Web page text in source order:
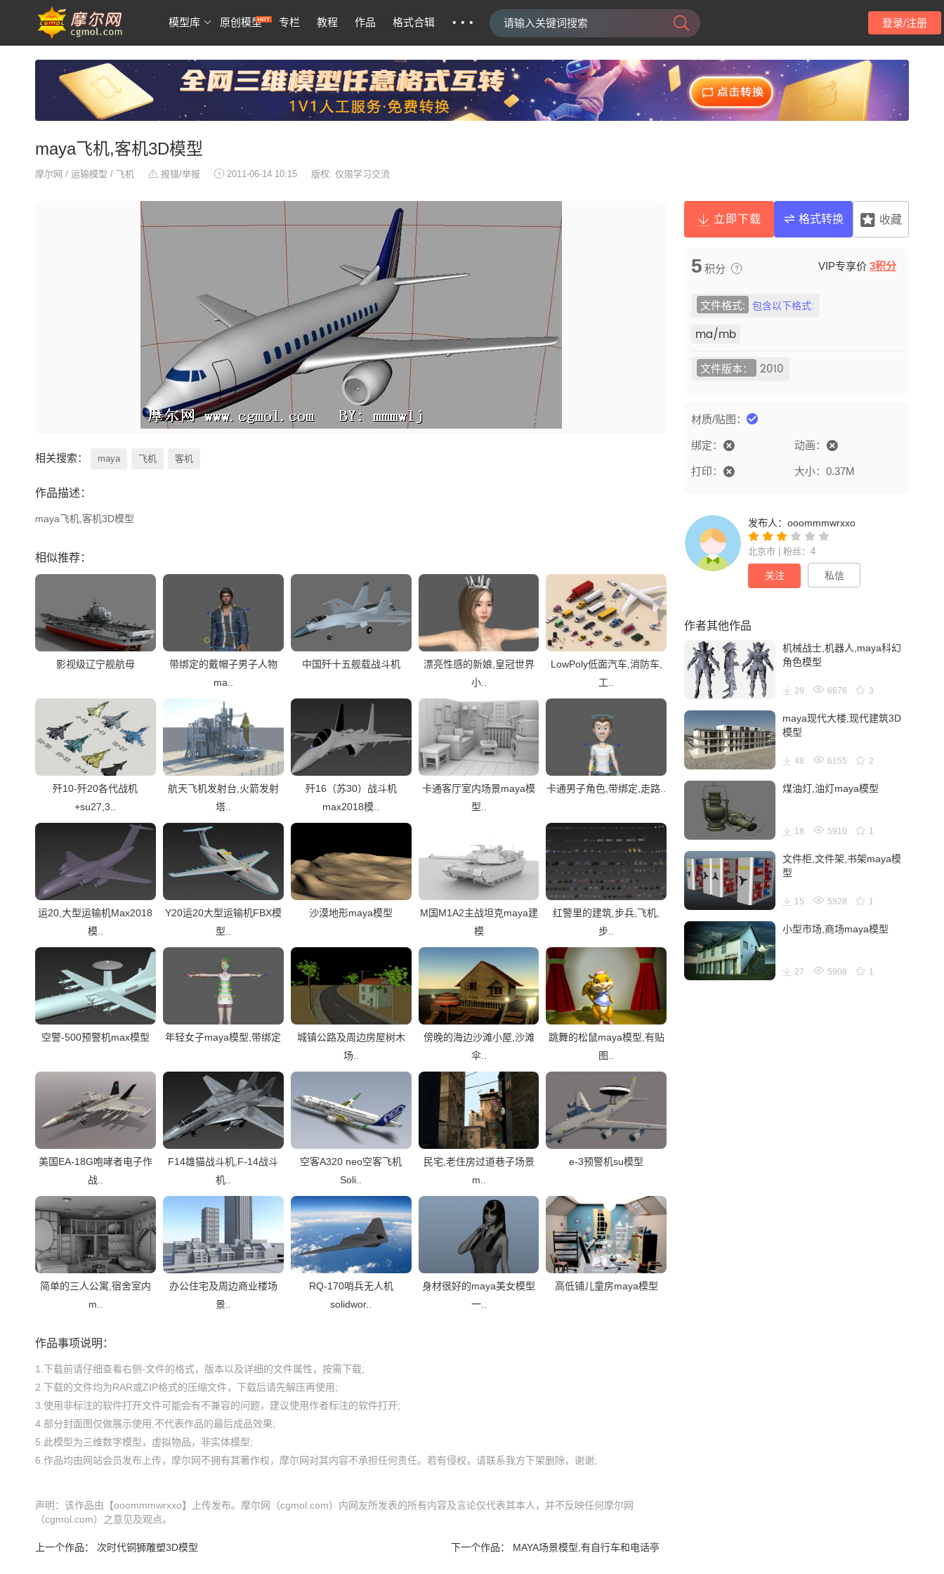
模型库 原创模型 专栏 教程 作品 格式合辑 ··· 登录/注册
maya飞机,客机3D模型
摩尔网 / 运输模型 / 飞机 报错/举报 2011-06-14 10:15 版权: 仅限学习交流
相关搜索： maya 飞机 客机
作品描述：
maya飞机,客机3D模型
相似推荐：
影视级辽宁舰航母
带绑定的戴帽子男子人物
ma..
中国歼十五舰载战斗机
漂亮性感的新娘,皇冠世界
小..
LowPoly低面汽车,消防车,
工..
歼10-歼20各代战机
+su27,3..
航天飞机发射台,火箭发射
塔..
歼16（苏30）战斗机
max2018模..
卡通客厅室内场景maya模
型..
卡通男子角色,带绑定,走路..
运20,大型运输机Max2018
模..
Y20运20大型运输机FBX模
型..
沙漠地形maya模型
M国M1A2主战坦克maya建
模
红警里的建筑,步兵,飞机,
步..
空警-500预警机max模型 年轻女子maya模型,带绑定
城镇公路及周边房屋树木
场..
傍晚的海边沙滩小屋,沙滩
伞..
跳舞的松鼠maya模型,有贴
图..
美国EA-18G咆哮者电子作
战..
F14雄猫战斗机,F-14战斗
机..
空客A320 neo空客飞机
Soli..
民宅,老住房过道巷子场景
m..
e-3预警机su模型
简单的三人公寓,宿舍室内
m..
办公住宅及周边商业楼场
景..
RQ-170哨兵无人机
solidwor..
身材很好的maya美女模型
一..
高低铺儿童房maya模型
作品事项说明：
1.下载前请仔细查看右侧-文件的格式，版本以及详细的文件属性，按需下载;
2.下载的文件均为RAR或ZIP格式的压缩文件，下载后请先解压再使用;
3.使用非标注的软件打开文件可能会有不兼容的问题，建议使用作者标注的软件打开;
4.部分封面图仅做展示使用,不代表作品的最后成品效果;
5.此模型为三维数字模型，虚拟物品，非实体模型;
声明：该作品由【ooommmwrxxo】上传发布。摩尔网（cgmol.com）内网友所发表的所有内容及言论仅代表其本人，并不反映任何摩尔网
（cgmol.com）之意见及观点。
上一个作品： 次时代铜狮雕塑3D模型 下一个作品： MAYA场景模型,有自行车和电话亭
立即下载 格式转换 收藏
5 积分 VIP专享价 3积分
文件格式: 包含以下格式:
ma/mb
文件版本： 2010
材质/贴图：
绑定： 动画：
打印： 大小：0.37M
发布人：ooommmwrxxo
北京市 | 粉丝：4
关注 私信
作者其他作品
机械战士,机器人,maya科幻
角色模型
29 6676 3
maya现代大楼,现代建筑3D
模型
48 6155 2
煤油灯,油灯maya模型
18 5910 1
文件柜,文件架,书架maya模
型
15 5928 1
小型市场,商场maya模型
27 5908 1